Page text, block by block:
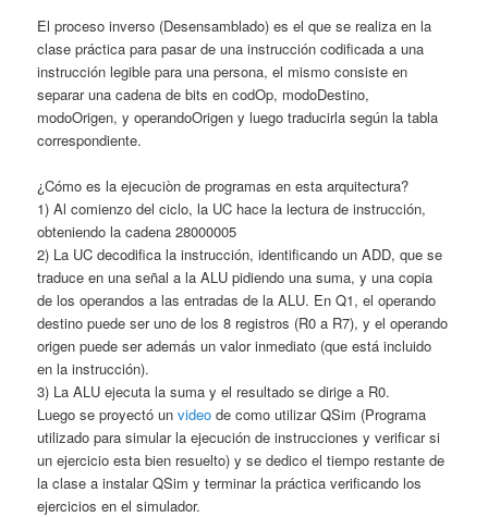
El proceso inverso (Desensamblado) es el que se realiza en la
clase práctica para pasar de una instrucción codificada a una
instrucción legible para una persona, el mismo consiste en
separar una cadena de bits en codOp, modoDestino,
modoOrigen, y operandoOrigen y luego traducirla según la tabla
correspondiente.
¿Cómo es la ejecuciòn de programas en esta arquitectura?
1) Al comienzo del ciclo, la UC hace la lectura de instrucción,
obteniendo la cadena 28000005
2) La UC decodifica la instrucción, identificando un ADD, que se
traduce en una señal a la ALU pidiendo una suma, y una copia
de los operandos a las entradas de la ALU. En Q1, el operando
destino puede ser uno de los 8 registros (R0 a R7), y el operando
origen puede ser además un valor inmediato (que está incluido
en la instrucción).
3) La ALU ejecuta la suma y el resultado se dirige a R0.
Luego se proyectó unvideo de como utilizar QSim (Programa
utilizado para simular la ejecución de instrucciones y verificar si
un ejercicio esta bien resuelto) y se dedico el tiempo restante de
la clase a instalar QSim y terminar la práctica verificando los
ejercicios en el simulador.